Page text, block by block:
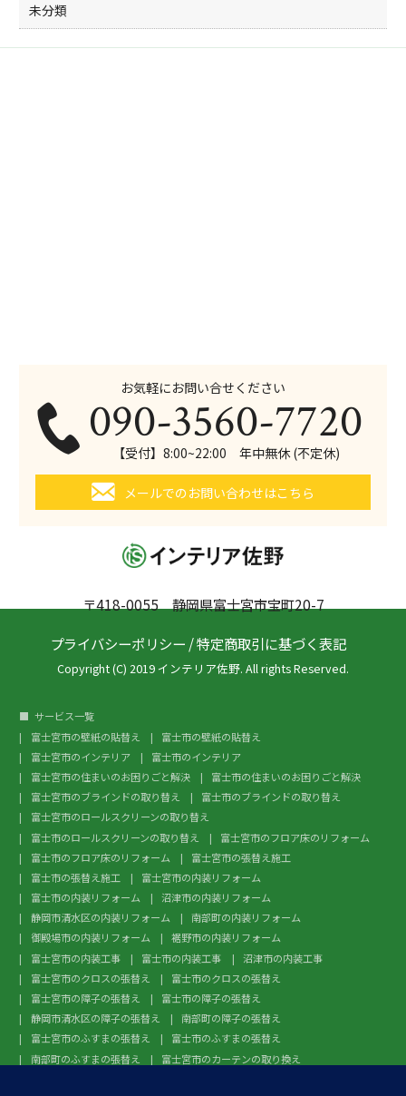
未分類
〒418-0055 静岡県富士宮市宝町20-7
お気軽にお問い合せください
090-3560-7720
【受付】8:00~22:00 年中無休 (不定休)
メールでのお問い合わせはこちら
プライバシーポリシー /特定商取引に基づく表記
Copyright (C) 2019 インテリア佐野. All rights Reserved.
サービス一覧
富士宮市の壁紙の貼替え
富士市の壁紙の貼替え
富士宮市のインテリア
富士市のインテリア
富士宮市の住まいのお困りごと解決
富士市の住まいのお困りごと解決
富士宮市のブラインドの取り替え
富士市のブラインドの取り替え
富士宮市のロールスクリーンの取り替え
富士市のロールスクリーンの取り替え
富士宮市のフロア床のリフォーム
富士市のフロア床のリフォーム
富士宮市の張替え施工
富士市の張替え施工
富士宮市の内装リフォーム
富士市の内装リフォーム
沼津市の内装リフォーム
静岡市清水区の内装リフォーム
南部町の内装リフォーム
御殿場市の内装リフォーム
裾野市の内装リフォーム
富士宮市の内装工事
富士市の内装工事
沼津市の内装工事
富士宮市のクロスの張替え
富士市のクロスの張替え
富士宮市の障子の張替え
富士市の障子の張替え
静岡市清水区の障子の張替え
南部町の障子の張替え
富士宮市のふすまの張替え
富士市のふすまの張替え
南部町のふすまの張替え
富士宮市のカーテンの取り換え